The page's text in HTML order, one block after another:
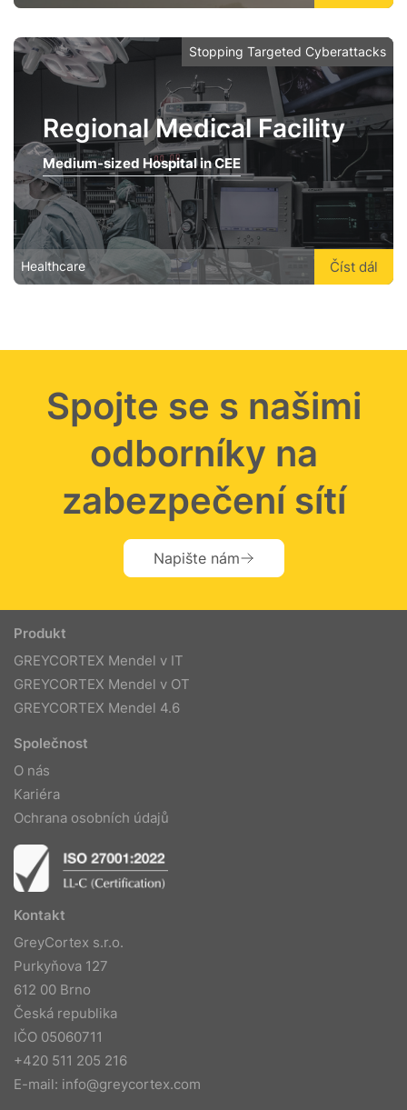
Stopping Targeted Cyberattacks
Regional Medical Facility
Medium-sized Hospital in CEE
Healthcare Číst dál
Spojte se s našimi
odborníky na
zabezpečení sítí
Napište nám
Produkt
GREYCORTEX Mendel v IT
GREYCORTEX Mendel v OT
GREYCORTEX Mendel 4.6
Společnost
O nás
Kariéra
Ochrana osobních údajů
Kontakt
GreyCortex s.r.o.
Purkyňova 127
612 00 Brno
Česká republika
IČO 05060711
+420 511 205 216
E-mail: info@greycortex.com